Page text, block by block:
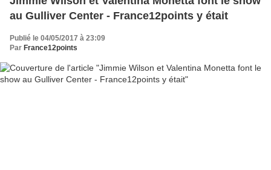
au Gulliver Center - France12points y était
Publié le 04/05/2017 à 23:09
Par France12points